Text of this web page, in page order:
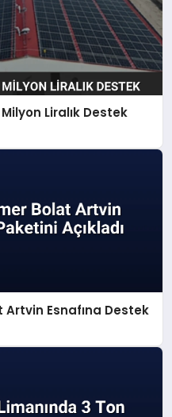
Liralık Destek
Esnafına Destek